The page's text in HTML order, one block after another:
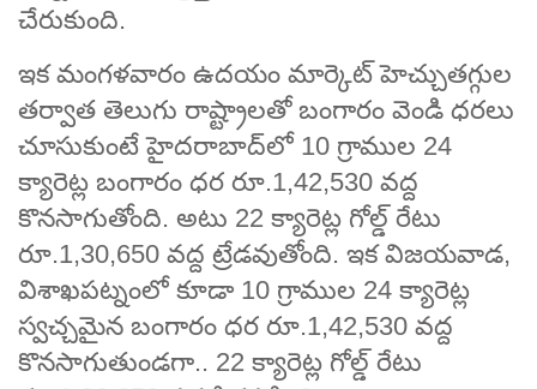
చేరుకుంది.
ఇక మంగళవారం ఉదయం మార్కెట్‌ హెచ్చుతగ్గుల
తర్వాత తెలుగు రాష్ట్రాలతో బంగారం వెండి ధరలు
చూసుకుంటే హైదరాబాద్‌లో 10 గ్రాముల 24
క్యారెట్ల బంగారం ధర రూ.1,42,530 వద్ద
కొనసాగుతోంది. అటు 22 క్యారెట్ల గోల్డ్ రేటు
రూ.1,30,650 వద్ద ట్రేడవుతోంది. ఇక విజయవాడ,
విశాఖపట్నంలో కూడా 10 గ్రాముల 24 క్యారెట్ల
స్వచ్చమైన బంగారం ధర రూ.1,42,530 వద్ద
కొనసాగుతుండగా.. 22 క్యారెట్ల గోల్డ్ రేటు